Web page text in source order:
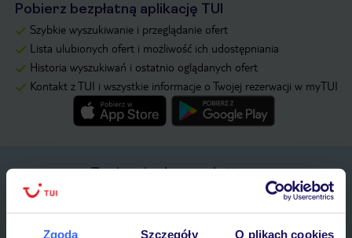
Zgoda Szczegóły O plikach cookies
Pobierz bezpłatną aplikację TUI
Szybkie wyszukiwanie i przeglądanie ofert
Lista ulubionych ofert i możliwość ich udostępniania
Historia wyszukiwań i ostatnio oglądanych ofert
Kontakt z TUI i wszystkie informacje o Twojej rezerwacji w myTUI
Zapisz się do newslettera
IMIĘ*